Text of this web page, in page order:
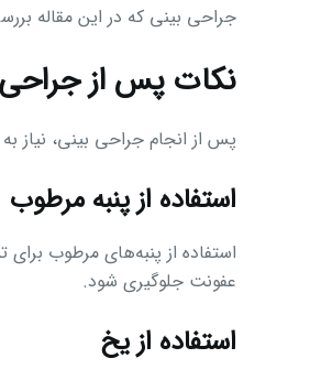
جراحی بینی که در این مقاله
نکات پس از
پس از انجام جراحی بینی، نیاز
استفاده از پنبه مرطوب
استفاده از پنبه‌های مرطوب
عفونت جلوگیری شود.
استفاده از یخ